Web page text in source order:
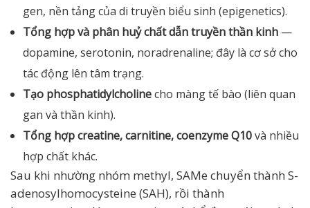
gen, nền tảng của di truyền biểu sinh (epigenetics).
Tổng hợp và phân huỷ chất dẫn truyền thần kinh —
dopamine, serotonin, noradrenaline; đây là cơ sở cho
tác động lên tâm trạng.
Tạo phosphatidylcholinecho màng tế bào (liên quan
gan và thần kinh).
Tổng hợp creatine, carnitine, coenzyme Q10và nhiều
hợp chất khác.
Sau khi nhường nhóm methyl, SAMe chuyển thành S-
adenosylhomocysteine (SAH), rồi thành